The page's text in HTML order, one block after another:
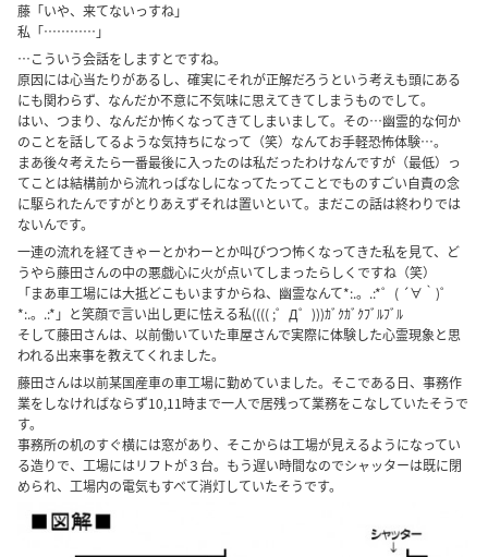
藤「いや、来てないっすね」
私「…………」
…こういう会話をしますとですね。
原因には心当たりがあるし、確実にそれが正解だろうという考えも頭にある
にも関わらず、なんだか不意に不気味に思えてきてしまうものでして。
はい、つまり、なんだか怖くなってきてしまいまして。その…幽霊的な何か
のことを話してるような気持ちになって（笑）なんてお手軽恐怖体験…。
まあ後々考えたら一番最後に入ったのは私だったわけなんですが（最低）っ
てことは結構前から流れっぱなしになってたってことでものすごい自責の念
に駆られたんですがとりあえずそれは置いといて。まだこの話は終わりでは
ないんです。
一連の流れを経てきゃーとかわーとか叫びつつ怖くなってきた私を見て、ど
うやら藤田さんの中の悪戯心に火が点いてしまったらしくですね（笑）
「まあ車工場には大抵どこもいますからね、幽霊なんて*:.。.:*゜( ´∀｀)゜
*:.。.:*」と笑顔で言い出し更に怯える私(((( ;゜Д゜)))ｶﾞｸｶﾞｸﾌﾞﾙﾌﾞﾙ
そして藤田さんは、以前働いていた車屋さんで実際に体験した心霊現象と思
われる出来事を教えてくれました。
藤田さんは以前某国産車の車工場に勤めていました。そこである日、事務作
業をしなければならず10,11時まで一人で居残って業務をこなしていたそうで
す。
事務所の机のすぐ横には窓があり、そこからは工場が見えるようになってい
る造りで、工場にはリフトが３台。もう遅い時間なのでシャッターは既に閉
められ、工場内の電気もすべて消灯していたそうです。